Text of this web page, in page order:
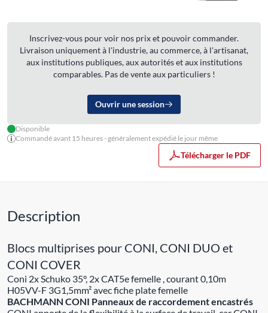
Inscrivez-vous pour voir nos prix et pouvoir commander.
Livraison uniquement à l'industrie, au commerce, à l'artisanat,
aux institutions publiques, aux autorités et aux institutions
comparables. Pas de vente aux particuliers !
Ouvrir une session
Disponible
Commandé avant 15 heures - généralement expédié le jour même
Télécharger le PDF
Description
Blocs multiprises pour CONI, CONI DUO et
CONI COVER
Coni 2x Schuko 35°, 2x CAT5e femelle , courant 0,10m
H05VV-F 3G1,5mm² avec fiche plate femelle
BACHMANN CONI Panneaux de raccordement encastrés